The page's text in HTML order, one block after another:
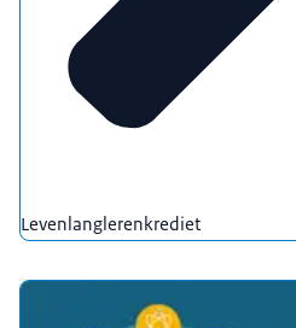
Levenlanglerenkrediet